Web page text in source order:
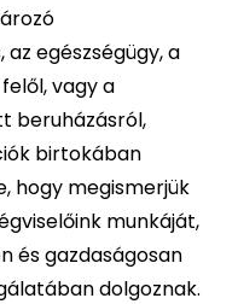
egészségügy, a
vagy a
beruházásról,
birtokában
hogy megismerjük
munkáját,
és gazdaságosan
dolgoznak.